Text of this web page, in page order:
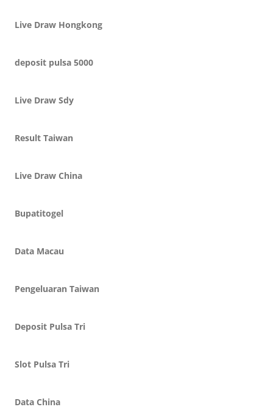
Live Draw Hongkong
deposit pulsa 5000
Live Draw Sdy
Result Taiwan
Live Draw China
Bupatitogel
Data Macau
Pengeluaran Taiwan
Deposit Pulsa Tri
Slot Pulsa Tri
Data China